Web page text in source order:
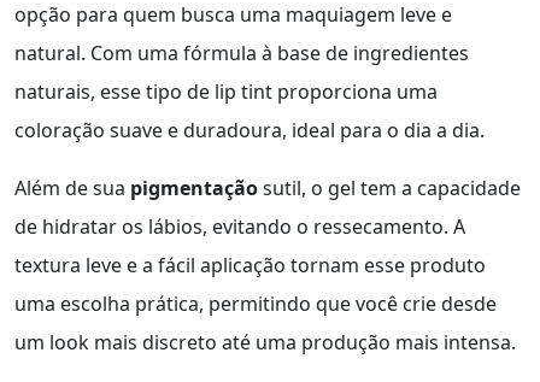
opção para quem busca uma maquiagem leve e
natural. Com uma fórmula à base de ingredientes
naturais, esse tipo de lip tint proporciona uma
coloração suave e duradoura, ideal para o dia a dia.
Além de sua pigmentaçãosutil, o gel tem a capacidade
de hidratar os lábios, evitando o ressecamento. A
textura leve e a fácil aplicação tornam esse produto
uma escolha prática, permitindo que você crie desde
um look mais discreto até uma produção mais intensa.